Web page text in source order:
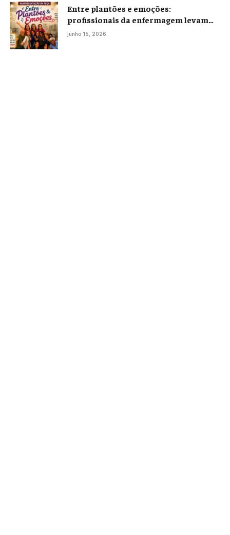
Entre plantões e emoções:
profissionais da enfermagem levam
histórias reais ao palco em Campos
junho 15, 2026